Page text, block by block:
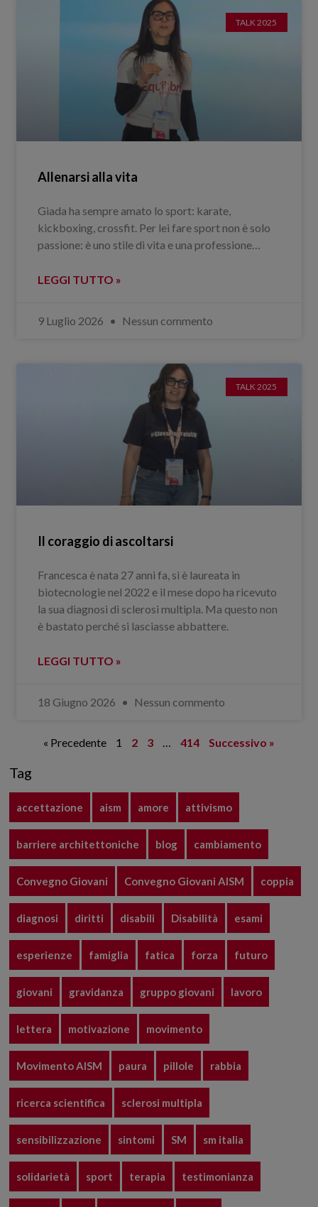
TALK 2025
Allenarsi alla vita
Giada ha sempre amato lo sport: karate,
kickboxing, crossfit. Per lei fare sport non è solo
passione: è uno stile di vita e una professione…
LEGGI TUTTO »
9 Luglio 2026 Nessun commento
TALK 2025
Il coraggio di ascoltarsi
Francesca è nata 27 anni fa, si è laureata in
biotecnologie nel 2022 e il mese dopo ha ricevuto
la sua diagnosi di sclerosi multipla. Ma questo non
è bastato perché si lasciasse abbattere.
LEGGI TUTTO »
18 Giugno 2026 Nessun commento
« Precedente 1 2 3 … 414 Successivo »
Tag
accettazione aism amore attivismo
barriere architettoniche blog cambiamento
Convegno Giovani Convegno Giovani AISM coppia
diagnosi diritti disabili Disabilità esami
esperienze famiglia fatica forza futuro
giovani gravidanza gruppo giovani lavoro
lettera motivazione movimento
Movimento AISM paura pillole rabbia
ricerca scientifica sclerosi multipla
sensibilizzazione sintomi SM sm italia
solidarietà sport terapia testimonianza